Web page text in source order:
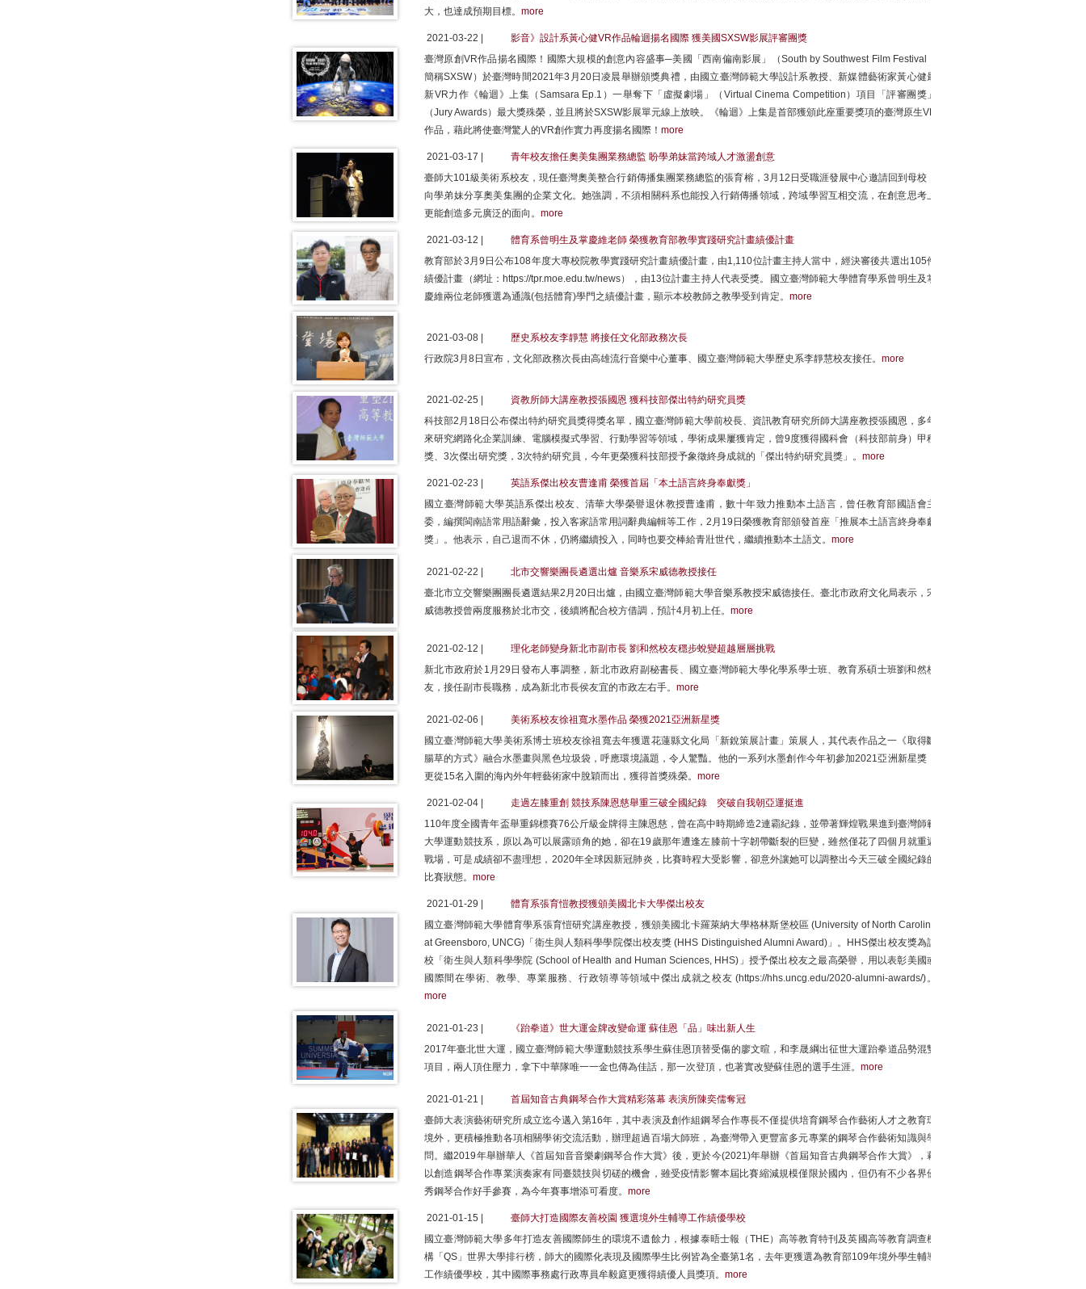
大，也達成預期目標。 more
2021-03-22 |
影音》設計系黃心健VR作品輪迴揚名國際 獲美國SXSW影展評審團獎
臺灣原創VR作品揚名國際！國際大規模的創意內容盛事─美國「西南偏南影展」（South by Southwest Film Festival，
簡稱SXSW）於臺灣時間2021年3月20日凌晨舉辦頒獎典禮，由國立臺灣師範大學設計系教授、新媒體藝術家黃心健最
新VR力作《輪迴》上集（Samsara Ep.1）一舉奪下「虛擬劇場」（Virtual Cinema Competition）項目「評審團獎」
（Jury Awards）最大獎殊榮，並且將於SXSW影展單元線上放映。《輪迴》上集是首部獲頒此座重要獎項的臺灣原生VR
作品，藉此將使臺灣驚人的VR創作實力再度揚名國際！ more
2021-03-17 |
青年校友擔任奧美集團業務總監 盼學弟妹當跨域人才激盪創意
臺師大101級美術系校友，現任臺灣奧美整合行銷傳播集團業務總監的張育榕，3月12日受職涯發展中心邀請回到母校，
向學弟妹分享奧美集團的企業文化。她強調，不須相關科系也能投入行銷傳播領域，跨域學習互相交流，在創意思考上
更能創造多元廣泛的面向。 more
2021-03-12 |
體育系曾明生及掌慶維老師 榮獲教育部教學實踐研究計畫績優計畫
教育部於3月9日公布108年度大專校院教學實踐研究計畫績優計畫，由1,110位計畫主持人當中，經決審後共選出105件
績優計畫（網址：https://tpr.moe.edu.tw/news），由13位計畫主持人代表受獎。國立臺灣師範大學體育學系曾明生及掌
慶維兩位老師獲選為通識(包括體育)學門之績優計畫，顯示本校教師之教學受到肯定。 more
2021-03-08 |
歷史系校友李靜慧 將接任文化部政務次長
行政院3月8日宣布，文化部政務次長由高雄流行音樂中心董事、國立臺灣師範大學歷史系李靜慧校友接任。 more
2021-02-25 |
資教所師大講座教授張國恩 獲科技部傑出特約研究員獎
科技部2月18日公布傑出特約研究員獎得獎名單，國立臺灣師範大學前校長、資訊教育研究所師大講座教授張國恩，多年
來研究網路化企業訓練、電腦模擬式學習、行動學習等領域，學術成果屢獲肯定，曾9度獲得國科會（科技部前身）甲種
獎、3次傑出研究獎，3次特約研究員，今年更榮獲科技部授予象徵終身成就的「傑出特約研究員獎」。 more
2021-02-23 |
英語系傑出校友曹逢甫 榮獲首屆「本土語言終身奉獻獎」
國立臺灣師範大學英語系傑出校友、清華大學榮譽退休教授曹逢甫，數十年致力推動本土語言，曾任教育部國語會主
委，編撰閩南語常用語辭彙，投入客家語常用詞辭典編輯等工作，2月19日榮獲教育部頒發首座「推展本土語言終身奉獻
獎」。他表示，自己退而不休，仍將繼續投入，同時也要交棒給青壯世代，繼續推動本土語文。 more
2021-02-22 |
北市交響樂團長遴選出爐 音樂系宋威德教授接任
臺北市立交響樂團團長遴選結果2月20日出爐，由國立臺灣師範大學音樂系教授宋威德接任。臺北市政府文化局表示，宋
威德教授曾兩度服務於北市交，後續將配合校方借調，預計4月初上任。 more
2021-02-12 |
理化老師變身新北市副市長 劉和然校友穩步蛻變超越層層挑戰
新北市政府於1月29日發布人事調整，新北市政府副秘書長、國立臺灣師範大學化學系學士班、教育系碩士班劉和然校
友，接任副市長職務，成為新北市長侯友宜的市政左右手。 more
2021-02-06 |
美術系校友徐祖寬水墨作品 榮獲2021亞洲新星獎
國立臺灣師範大學美術系博士班校友徐祖寬去年獲選花蓮縣文化局「新銳策展計畫」策展人，其代表作品之一《取得斷
腸草的方式》融合水墨畫與黑色垃圾袋，呼應環境議題，令人驚豔。他的一系列水墨創作今年初參加2021亞洲新星獎，
更從15名入圍的海內外年輕藝術家中脫穎而出，獲得首獎殊榮。 more
2021-02-04 |
走過左膝重創 競技系陳恩慈舉重三破全國紀錄 突破自我朝亞運挺進
110年度全國青年盃舉重錦標賽76公斤級金牌得主陳恩慈，曾在高中時期締造2連霸紀錄，並帶著輝煌戰果進到臺灣師範
大學運動競技系，原以為可以展露頭角的她，卻在19歲那年遭逢左膝前十字韌帶斷裂的巨變，雖然僅花了四個月就重返
戰場，可是成績卻不盡理想，2020年全球因新冠肺炎，比賽時程大受影響，卻意外讓她可以調整出今天三破全國紀錄的
比賽狀態。 more
2021-01-29 |
體育系張育愷教授獲頒美國北卡大學傑出校友
國立臺灣師範大學體育學系張育愷研究講座教授，獲頒美國北卡羅萊納大學格林斯堡校區 (University of North Carolina
at Greensboro, UNCG)「衛生與人類科學學院傑出校友獎 (HHS Distinguished Alumni Award)」。HHS傑出校友獎為該
校「衛生與人類科學學院 (School of Health and Human Sciences, HHS)」授予傑出校友之最高榮譽，用以表彰美國或
國際間在學術、教學、專業服務、行政領導等領域中傑出成就之校友 (https://hhs.uncg.edu/2020-alumni-awards/)。
more
2021-01-23 |
《跆拳道》世大運金牌改變命運 蘇佳恩「品」味出新人生
2017年臺北世大運，國立臺灣師範大學運動競技系學生蘇佳恩頂替受傷的廖文暄，和李晟綱出征世大運跆拳道品勢混雙
項目，兩人頂住壓力，拿下中華隊唯一一金也傳為佳話，那一次登頂，也著實改變蘇佳恩的選手生涯。 more
2021-01-21 |
首屆知音古典鋼琴合作大賞精彩落幕 表演所陳奕儒奪冠
臺師大表演藝術研究所成立迄今邁入第16年，其中表演及創作組鋼琴合作專長不僅提供培育鋼琴合作藝術人才之教育環
境外，更積極推動各項相關學術交流活動，辦理超過百場大師班，為臺灣帶入更豐富多元專業的鋼琴合作藝術知識與學
問。繼2019年舉辦華人《首屆知音音樂劇鋼琴合作大賞》後，更於今(2021)年舉辦《首屆知音古典鋼琴合作大賞》，藉
以創造鋼琴合作專業演奏家有同臺競技與切磋的機會，雖受疫情影響本屆比賽縮減規模僅限於國內，但仍有不少各界優
秀鋼琴合作好手參賽，為今年賽事增添可看度。 more
2021-01-15 |
臺師大打造國際友善校園 獲選境外生輔導工作績優學校
國立臺灣師範大學多年打造友善國際師生的環境不遺餘力，根據泰晤士報（THE）高等教育特刊及英國高等教育調查機
構「QS」世界大學排行榜，師大的國際化表現及國際學生比例皆為全臺第1名，去年更獲選為教育部109年境外學生輔導
工作績優學校，其中國際事務處行政專員牟毅庭更獲得績優人員獎項。 more